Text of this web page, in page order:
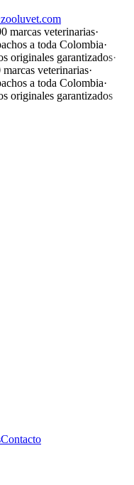
marcas veterinarias·
a toda Colombia·
originales garantizados·
veterinarias·
a toda Colombia·
originales garantizados
Contacto